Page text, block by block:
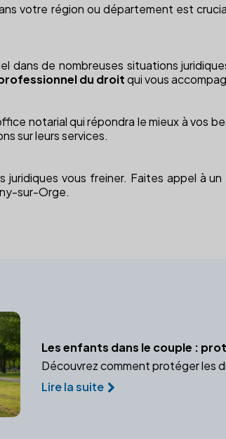
votre région ou département est
dans de nombreuses situations
du droitqui vous
notarial qui répondra le mieux à
sur leurs services.
juridiques vous freiner. Faites appel à un
sur-Orge.
Les enfants dans le couple :
Découvrez comment protéger les
Lire la suite